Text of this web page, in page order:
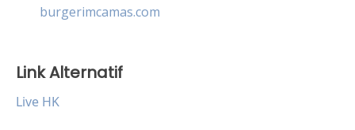
burgerimcamas.com
Link Alternatif
Live HK